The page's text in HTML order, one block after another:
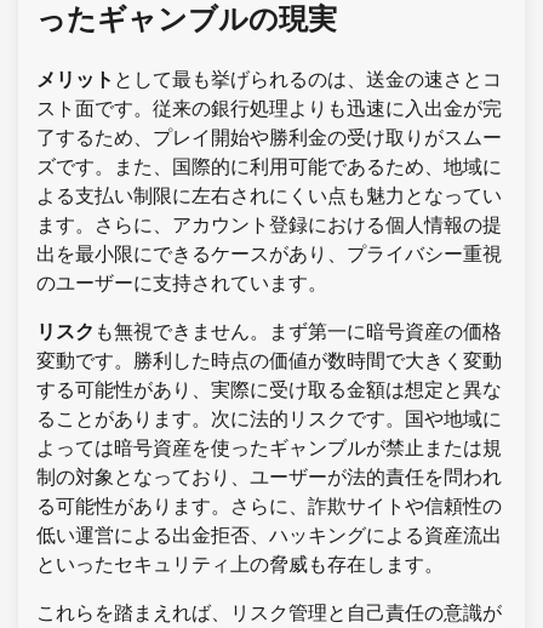
ったギャンブルの現実
メリット として最も挙げられるのは、送金の速さとコ
スト面です。従来の銀行処理よりも迅速に入出金が完
了するため、プレイ開始や勝利金の受け取りがスムー
ズです。また、国際的に利用可能であるため、地域に
よる支払い制限に左右されにくい点も魅力となってい
ます。さらに、アカウント登録における個人情報の提
出を最小限にできるケースがあり、プライバシー重視
のユーザーに支持されています。
リスク も無視できません。まず第一に暗号資産の価格
変動です。勝利した時点の価値が数時間で大きく変動
する可能性があり、実際に受け取る金額は想定と異な
ることがあります。次に法的リスクです。国や地域に
よっては暗号資産を使ったギャンブルが禁止または規
制の対象となっており、ユーザーが法的責任を問われ
る可能性があります。さらに、詐欺サイトや信頼性の
低い運営による出金拒否、ハッキングによる資産流出
といったセキュリティ上の脅威も存在します。
これらを踏まえれば、リスク管理と自己責任の意識が